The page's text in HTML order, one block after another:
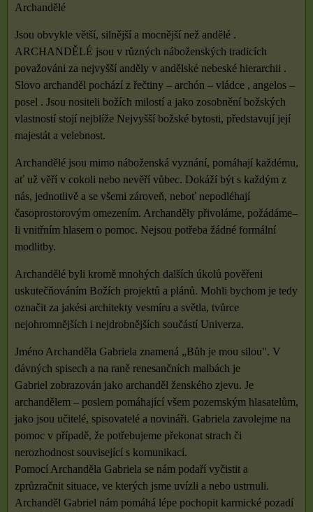
Archandělé
Jsou obvykle větší, silnější a mocnější než andělé .
ARCHANDĚLÉ jsou v různých náboženských tradicích
považováni za nejvyšší anděly v andělské nebeské hierarchii .
Slovo archanděl pochází z řečtiny – archón – vládce , angelos –
posel . Jsou nositeli božích milostí a jako zosobnění božských
vlastností stojí nejblíže Nejvyšší božské bytosti, představují její
majestát a velebnost.
Archandělé jsou mimo náboženská vyznání, pomáhají každému,
ať už věří v cokoli nebo nevěří vůbec. Dokáží být s každým z
nás, jednotlivě a se všemi zároveň, neboť nepodléhají
časoprostorovým omezením. Archanděly přivoláme, požádáme–
li vnitřním hlasem o pomoc. Nejsou potřeba žádné formální
modlitby.
Archandělé byli kromě mnohých dalších úkolů pověřeni
uskutečňováním Božích projektů a plánů. Mohli bychom je tedy
označit za jakési architekty vesmíru a světla, tvůrce
nejohromnějších i nejdrobnějších součástí Univerza.
Jméno Archanděla Gabriela znamená „Bůh je mou silou". V
dávných spisech a na raně renesančních malbách je
Gabriel zobrazován jako archanděl ženského zjevu. Je
archandělem – poslem pomáhající všem pozemským hlasatelům,
jako jsou učitelé, spisovatelé a novináři. Gabriela zavolejme na
pomoc v případě, že potřebujeme překonat strach či
nerozhodnost související s komunikací.
Pomocí Archanděla Gabriela se nám podaří vyčistit a
zprůzračnit situace, ve kterých jsme uvízli a nebo ustrnuli.
Archanděl Gabriel nám pomáhá lépe pochopit karmické pozadí